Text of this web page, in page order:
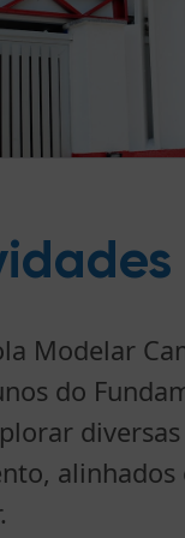
Modelar
do